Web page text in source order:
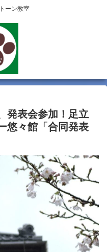
ーン教室
発表会参加！足立
悠々館「合同発表